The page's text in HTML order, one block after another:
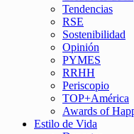
Tendencias
RSE
Sostenibilidad
Opinión
PYMES
RRHH
Periscopio
TOP+América
Awards of
Estilo de Vida